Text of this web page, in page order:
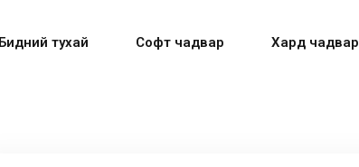
тухай Софт чадвар Хард чадвар